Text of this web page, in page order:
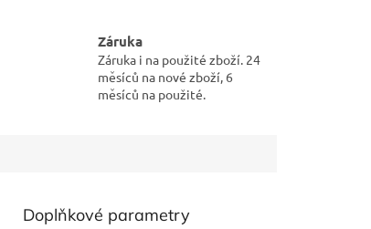
Záruka
Záruka i na použité zboží. 24
měsíců na nové zboží, 6
měsíců na použité.
Doplňkové parametry